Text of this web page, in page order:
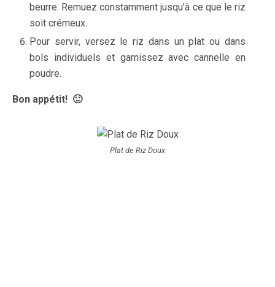
beurre. Remuez constamment jusqu’à ce que le riz
soit crémeux.
Pour servir, versez le riz dans un plat ou dans
bols individuels et garnissez avec cannelle en
poudre.
Bon appétit! 🙂
Plat de Riz Doux